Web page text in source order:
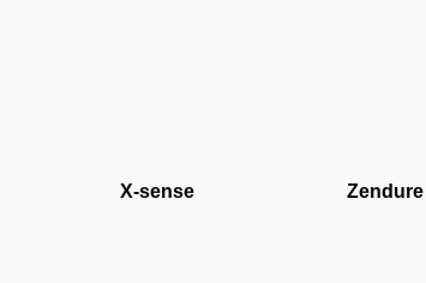
X-sense Zendure